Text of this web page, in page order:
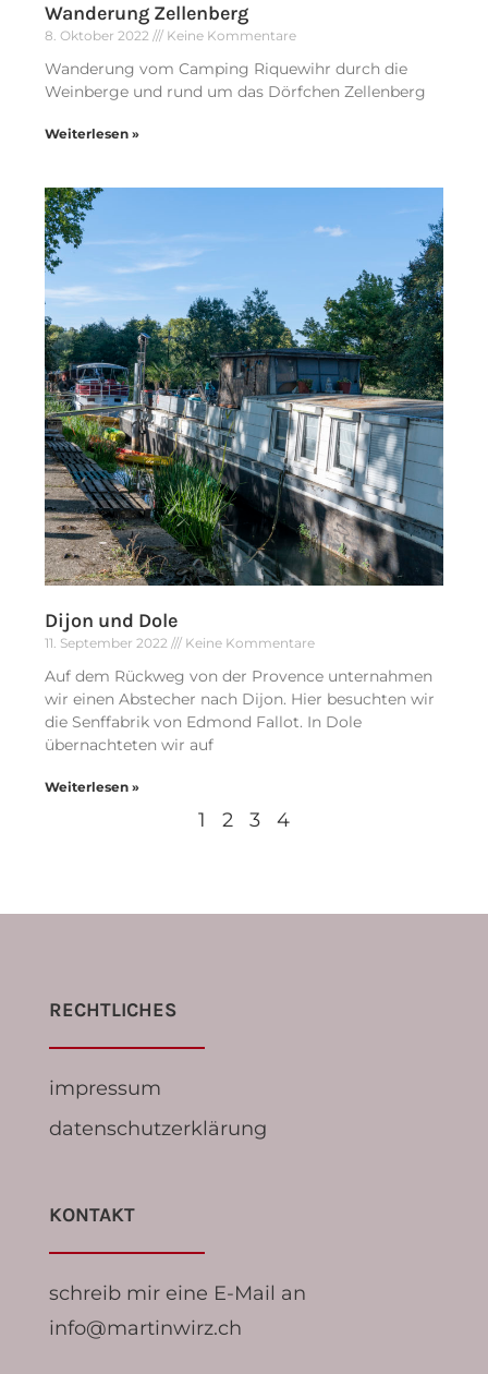
Wanderung Zellenberg
8. Oktober 2022 Keine Kommentare
Wanderung vom Camping Riquewihr durch die
Weinberge und rund um das Dörfchen Zellenberg
Weiterlesen »
Dijon und Dole
11. September 2022 Keine Kommentare
Auf dem Rückweg von der Provence unternahmen
wir einen Abstecher nach Dijon. Hier besuchten wir
die Senffabrik von Edmond Fallot. In Dole
übernachteten wir auf
Weiterlesen »
1 2 3 4
RECHTLICHES
impressum
datenschutzerklärung
KONTAKT
schreib mir eine E-Mail an
info@martinwirz.ch